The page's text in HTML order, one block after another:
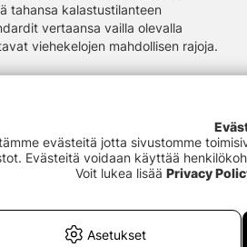
tahansa kalastustilanteen
vertaansa vailla olevalla
viehekelojen mahdollisen rajoja.
lukienevästeitä jotta sivustomme
Evästeitä voidaan käyttää
Voit lukea lisää Privacy
Asetukset